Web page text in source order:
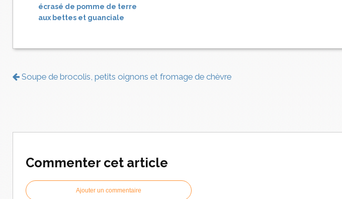
écrasé de pomme de terre
aux bettes et guanciale
Soupe de brocolis, petits oignons et fromage de chèvre
Commenter cet article
Ajouter un commentaire